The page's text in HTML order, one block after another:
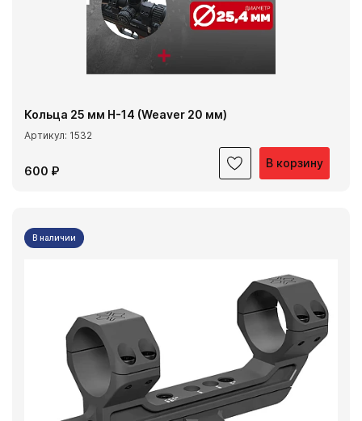
В корзину
Кольца 25 мм Н-14 (Weaver 20 мм)
Артикул: 1532
600 ₽
В наличии